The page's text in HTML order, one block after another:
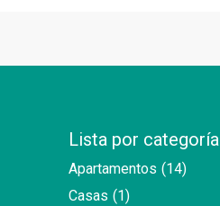
Lista por categoría
Apartamentos (14)
Casas (1)